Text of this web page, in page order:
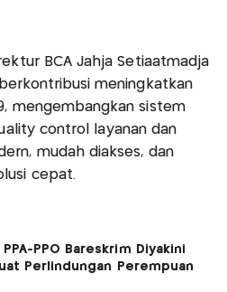
BCA Jahja Setiaatmadja
meningkatkan
mengembangkan sistem
control layanan dan
mudah diakses, dan
cepat.
PPO Bareskrim Diyakini
Perlindungan Perempuan